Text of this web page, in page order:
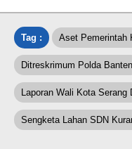
Tag : Aset Pemerintah
Ditreskrimum Polda Banten
Laporan Wali Kota Serang
Sengketa Lahan SDN